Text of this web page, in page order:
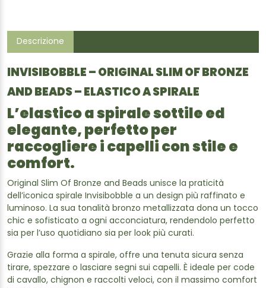
Descrizione
INVISIBOBBLE – ORIGINAL SLIM OF BRONZE
AND BEADS – ELASTICO A SPIRALE
L’elastico a spirale sottile ed
elegante, perfetto per
raccogliere i capelli con stile e
comfort.
Original Slim Of Bronze and Beads unisce la praticità
dell’iconica spirale Invisibobble a un design più raffinato e
luminoso. La sua tonalità bronzo metallizzata dona un tocco
chic e sofisticato a ogni acconciatura, rendendolo perfetto
sia per l’uso quotidiano sia per look più curati.
Grazie alla forma a spirale, offre una tenuta sicura senza
tirare, spezzare o lasciare segni sui capelli. È ideale per code
di cavallo, chignon e raccolti veloci, con il massimo comfort